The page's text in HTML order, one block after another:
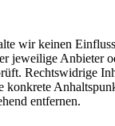
wir keinen
jeweilige Anbieter
Rechtswidrige
entfernen.